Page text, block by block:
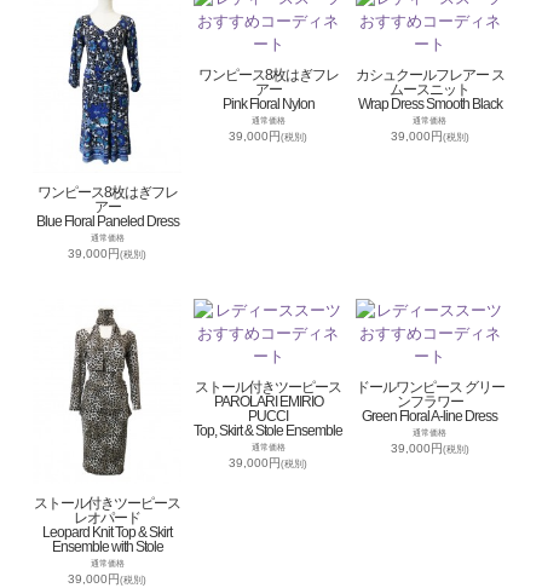
ワンピース8枚はぎフレ
アー
Blue Floral Paneled Dress
通常価格
39,000円(税別)
ワンピース8枚はぎフレ
アー
Pink Floral Nylon
通常価格
39,000円(税別)
カシュクールフレアー ス
ムースニット
Wrap Dress Smooth Black
通常価格
39,000円 (税別)
ストール付きツーピース
レオパード
Leopard Knit Top & Skirt
Ensemble with Stole
通常価格
39,000円(税別)
ストール付きツーピース
PAROLARI EMIRIO
PUCCI
Top, Skirt & Stole Ensemble
通常価格
39,000円(税別)
ドールワンピース グリー
ンフラワー
Green Floral A-line Dress
通常価格
39,000円(税別)